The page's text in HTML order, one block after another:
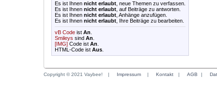
Es ist Ihnen nicht erlaubt , neue Themen zu verfassen.
Es ist Ihnen nicht erlaubt , auf Beiträge zu antworten.
Es ist Ihnen nicht erlaubt , Anhänge anzufügen.
Es ist Ihnen nicht erlaubt , Ihre Beiträge zu bearbeiten.
vB Code ist An
Smileys sind An
[IMG] Code ist An
HTML-Code ist Aus
Copyright © 2021 Vaybee! | Impressum | Kontakt | AGB |